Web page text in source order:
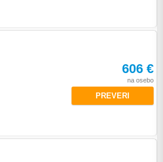
606 €
na osebo
PREVERI